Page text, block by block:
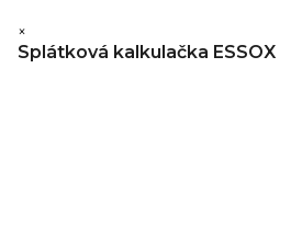
×
Splátková kalkulačka ESSOX